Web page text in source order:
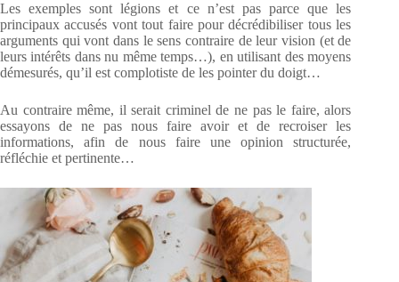
Les exemples sont légions et ce n’est pas parce que les
principaux accusés vont tout faire pour décrédibiliser tous les
arguments qui vont dans le sens contraire de leur vision (et de
leurs intérêts dans nu même temps…), en utilisant des moyens
démesurés, qu’il est complotiste de les pointer du doigt…
Au contraire même, il serait criminel de ne pas le faire, alors
essayons de ne pas nous faire avoir et de recroiser les
informations, afin de nous faire une opinion structurée,
réfléchie et pertinente…